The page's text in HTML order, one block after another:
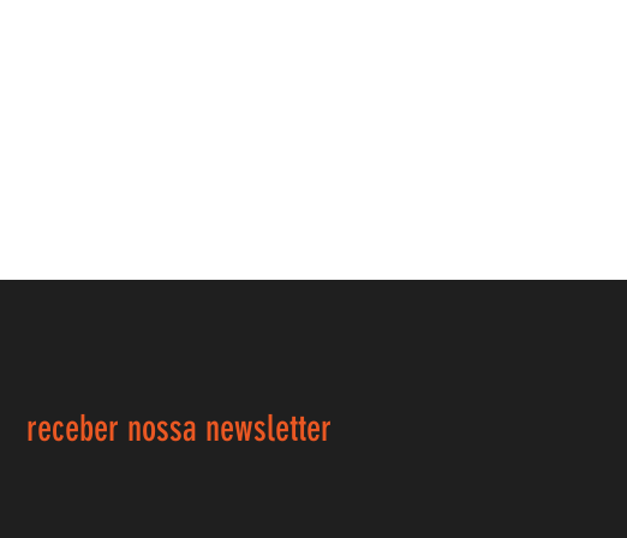
receber nossa newsletter